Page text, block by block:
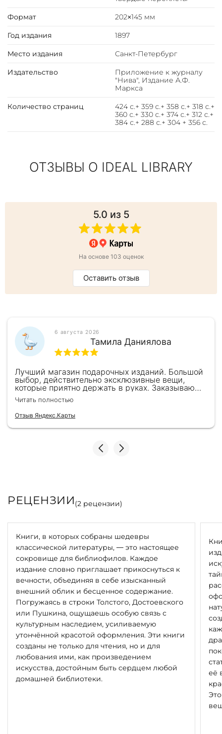
Формат 202×145 мм
Год издания 1897
Место издания Санкт-Петербург
Издательство
Приложение к журналу
"Нива", Издание А.Ф.
Маркса
Количество страниц
424 с.+ 359 с.+ 358 с.+ 318 с.+
360 с.+ 330 с.+ 374 с.+ 312 с.+
384 с.+ 288 с.+ 304 + 356 с.
ОТЗЫВЫ О IDEAL LIBRARY
5.0 из 5
На основе 103 оценок
Оставить отзыв
6 августа 2026
Тамила Даниялова
Лучший магазин подарочных изданий. Большой
выбор, действительно эксклюзивные вещи,
которые приятно держать в руках. Заказываю
здесь уже второй раз для бизнес-партнеров,
всегда всё безупречно — от общения с
консультантами до качества самих книг.
Однозначно рекомендую
Читать полностью
Отзыв Яндекс.Карты
РЕЦЕНЗИИ(2 рецензии)
Книги, в которых собраны шедевры
классической литературы, — это настоящее
сокровище для библиофилов. Каждое
издание словно приглашает прикоснуться к
вечности, объединяя в себе изысканный
внешний облик и бесценное содержание.
Погружаясь в строки Толстого, Достоевского
или Пушкина, ощущаешь особую связь с
культурным наследием, усиливаемую
утончённой красотой оформления. Эти книги
созданы не только для чтения, но и для
любования ими, как произведением
искусства, достойным быть сердцем любой
домашней библиотеки.
её